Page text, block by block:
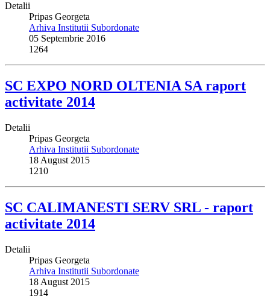
Detalii
Pripas Georgeta
Arhiva Institutii Subordonate
05 Septembrie 2016
1264
SC EXPO NORD OLTENIA SA raport
activitate 2014
Detalii
Pripas Georgeta
Arhiva Institutii Subordonate
18 August 2015
1210
SC CALIMANESTI SERV SRL - raport
activitate 2014
Detalii
Pripas Georgeta
Arhiva Institutii Subordonate
18 August 2015
1914